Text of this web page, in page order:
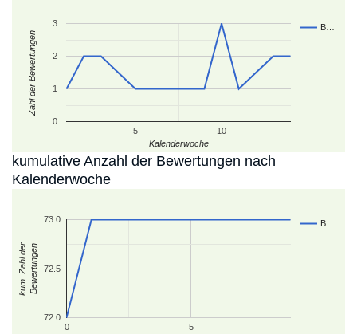
B…
5 10
0
1
2
3
Kalenderwoche
Zahl der Bewertungen
kumulative Anzahl der Bewertungen nach
Kalenderwoche
B…
0 5
72.0
72.5
73.0
kum. Zahl derBewertungen